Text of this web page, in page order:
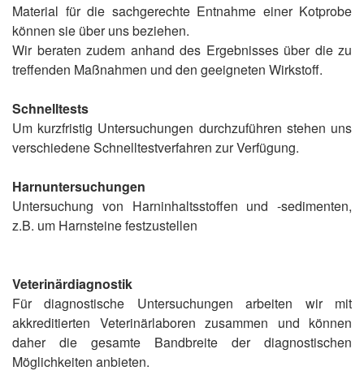
Material für die sachgerechte Entnahme einer Kotprobe
können sie über uns beziehen.
Wir beraten zudem anhand des Ergebnisses über die zu
treffenden Maßnahmen und den geeigneten Wirkstoff.
Schnelltests
Um kurzfristig Untersuchungen durchzuführen stehen uns
verschiedene Schnelltestverfahren zur Verfügung.
Harnuntersuchungen
Untersuchung von Harninhaltsstoffen und -sedimenten,
z.B. um Harnsteine festzustellen
Veterinärdiagnostik
Für diagnostische Untersuchungen arbeiten wir mit
akkreditierten Veterinärlaboren zusammen und können
daher die gesamte Bandbreite der diagnostischen
Möglichkeiten anbieten.